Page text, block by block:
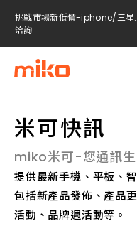
挑戰市場新低價-iphone/三星
洽詢
挑戰市場新低價-iphone/三星
洽詢
挑戰市場新低價-iphone/三星
米可快訊
miko米可-您通訊生
提供最新手機、平板、
包括新產品發佈、產品
活動、品牌週活動等。